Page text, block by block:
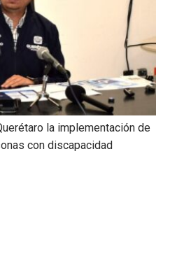
la implementación de
con discapacidad